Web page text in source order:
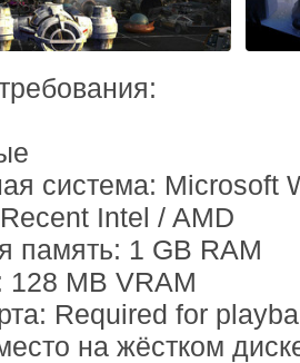
система: Microsoft
Intel / AMD
память: 1 GB RAM
128 MB VRAM
Required for
на жёстком